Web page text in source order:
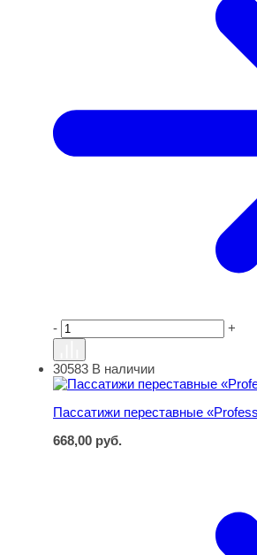
- +
Пассатижи переставные
30583 В наличии
Пассатижи переставные
668,00 руб.